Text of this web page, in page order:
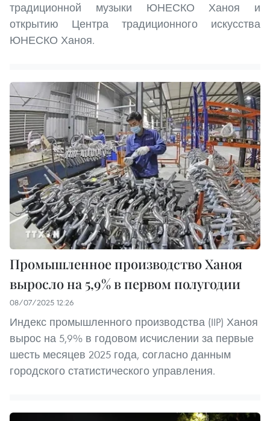
традиционной музыки ЮНЕСКО Ханоя и
открытию Центра традиционного искусства
ЮНЕСКО Ханоя.
Промышленное производство Ханоя
выросло на 5,9% в первом полугодии
08/07/2025 12:26
Индекс промышленного производства (IIP) Ханоя
вырос на 5,9% в годовом исчислении за первые
шесть месяцев 2025 года, согласно данным
городского статистического управления.